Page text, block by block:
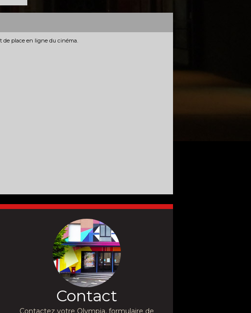
de place en ligne du cinéma.
Contact
Contactez votre Olympia, formulaire de